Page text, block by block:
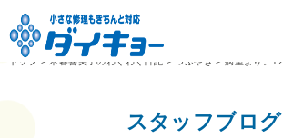
トップ
> 木暮喜美子のわくわく日記 > つぶやき >病室より。12
スタッフブログ